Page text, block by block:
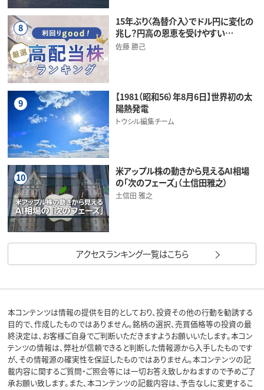
8
15年ぶり〈為替介入〉でドル円に変化の
兆し？円高の恩恵を受けやすい…
佐藤 勝己
9
【1981（昭和56）年8月6日】世界初の太
陽熱発電
トウシル編集チーム
10
米アップル株の動きから見えるAI相場
の「次のフェーズ」（土信田雅之）
土信田 雅之
アクセスランキング一覧はこちら
本コンテンツは情報の提供を目的としており、投資その他の行動を勧誘する
目的で、作成したものではありません。銘柄の選択、売買価格等の投資の最
終決定は、お客様ご自身でご判断いただきますようお願いいたします。本コン
テンツの情報は、弊社が信頼できると判断した情報源から入手したものです
が、その情報源の確実性を保証したものではありません。本コンテンツの記
載内容に関するご質問・ご照会等には一切お答え致しかねますので予めご了
承お願い致します。また、本コンテンツの記載内容は、予告なしに変更するこ